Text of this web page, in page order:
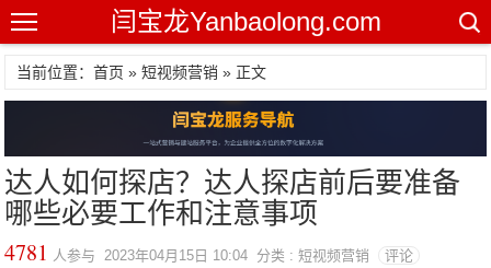
闫宝龙Yanbaolong.com
当前位置：首页 »短视频营销 » 正文
达人如何探店？达人探店前后要准备
哪些必要工作和注意事项
4781 人参与 2023年04月15日 10:04 分类 : 短视频营销 评论